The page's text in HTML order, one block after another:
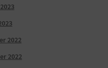
2022
2022